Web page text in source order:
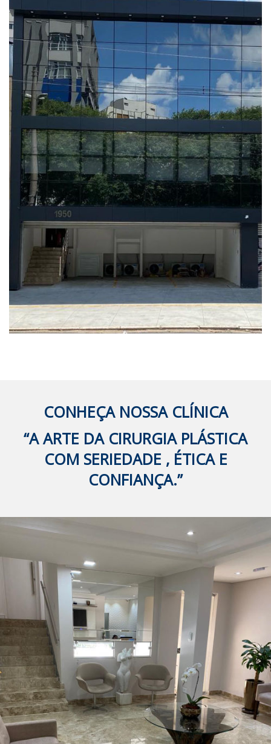
CONHEÇA NOSSA CLÍNICA
“A ARTE DA CIRURGIA PLÁSTICA
COM SERIEDADE , ÉTICA E
CONFIANÇA.”